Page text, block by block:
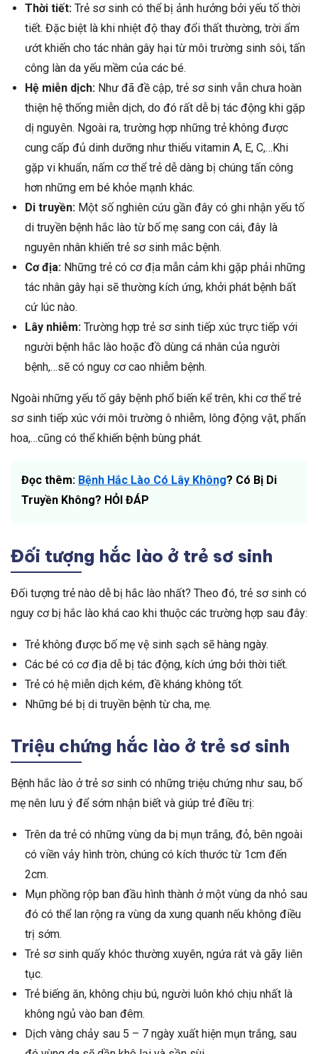
Thời tiết: Trẻ sơ sinh có thể bị ảnh hưởng bởi yếu tố thời
tiết. Đặc biệt là khi nhiệt độ thay đổi thất thường, trời ẩm
ướt khiến cho tác nhân gây hại từ môi trường sinh sôi, tấn
công làn da yếu mềm của các bé.
Hệ miễn dịch: Như đã đề cập, trẻ sơ sinh vẫn chưa hoàn
thiện hệ thống miễn dịch, do đó rất dễ bị tác động khi gặp
dị nguyên. Ngoài ra, trường hợp những trẻ không được
cung cấp đủ dinh dưỡng như thiếu vitamin A, E, C,…Khi
gặp vi khuẩn, nấm cơ thể trẻ dễ dàng bị chúng tấn công
hơn những em bé khỏe mạnh khác.
Di truyền: Một số nghiên cứu gần đây có ghi nhận yếu tố
di truyền bệnh hắc lào từ bố mẹ sang con cái, đây là
nguyên nhân khiến trẻ sơ sinh mắc bệnh.
Cơ địa: Những trẻ có cơ địa mẫn cảm khi gặp phải những
tác nhân gây hại sẽ thường kích ứng, khởi phát bệnh bất
cứ lúc nào.
Lây nhiễm: Trường hợp trẻ sơ sinh tiếp xúc trực tiếp với
người bệnh hắc lào hoặc đồ dùng cá nhân của người
bệnh,…sẽ có nguy cơ cao nhiễm bệnh.
Ngoài những yếu tố gây bệnh phổ biến kể trên, khi cơ thể trẻ
sơ sinh tiếp xúc với môi trường ô nhiễm, lông động vật, phấn
hoa,…cũng có thể khiến bệnh bùng phát.
Đọc thêm: Bệnh Hắc Lào Có Lây Không? Có Bị Di
Truyền Không? HỎI ĐÁP
Đối tượng hắc lào ở trẻ sơ sinh
Đối tượng trẻ nào dễ bị hắc lào nhất? Theo đó, trẻ sơ sinh có
nguy cơ bị hắc lào khá cao khi thuộc các trường hợp sau đây:
Trẻ không được bố mẹ vệ sinh sạch sẽ hàng ngày.
Các bé có cơ địa dễ bị tác động, kích ứng bởi thời tiết.
Trẻ có hệ miễn dịch kém, đề kháng không tốt.
Những bé bị di truyền bệnh từ cha, mẹ.
Triệu chứng hắc lào ở trẻ sơ sinh
Bệnh hắc lào ở trẻ sơ sinh có những triệu chứng như sau, bố
mẹ nên lưu ý để sớm nhận biết và giúp trẻ điều trị:
Trên da trẻ có những vùng da bị mụn trắng, đỏ, bên ngoài
có viền vảy hình tròn, chúng có kích thước từ 1cm đến
2cm.
Mụn phồng rộp ban đầu hình thành ở một vùng da nhỏ sau
đó có thể lan rộng ra vùng da xung quanh nếu không điều
trị sớm.
Trẻ sơ sinh quấy khóc thường xuyên, ngứa rát và gãy liên
tục.
Trẻ biếng ăn, không chịu bú, người luôn khó chịu nhất là
không ngủ vào ban đêm.
Dịch vàng chảy sau 5 – 7 ngày xuất hiện mụn trắng, sau